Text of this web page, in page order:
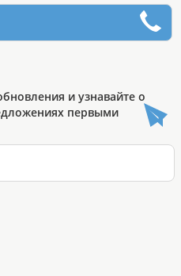
и узнавайте о
первыми